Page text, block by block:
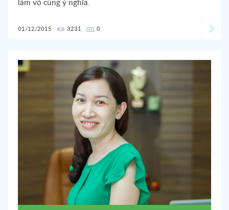
làm vô cùng ý nghĩa.
01/12/2015 3231 0